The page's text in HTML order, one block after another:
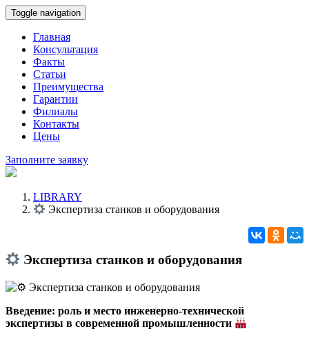
Toggle navigation
Главная
Консультация
Факты
Статьи
Преимущества
Гарантии
Филиалы
Контакты
Цены
Заполните заявку
LIBRARY
Экспертиза станков и оборудования
Экспертиза станков и оборудования
Введение: роль и место инженерно-технической
экспертизы в современной промышленности